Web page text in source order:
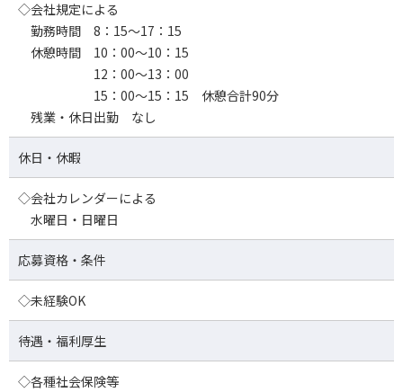
◇会社規定による
勤務時間 8：15～17：15
休憩時間 10：00～10：15
12：00～13：00
15：00～15：15 休憩合計90分
残業・休日出勤 なし
休日・休暇
◇会社カレンダーによる
水曜日・日曜日
応募資格・条件
◇未経験OK
待遇・福利厚生
◇各種社会保険等